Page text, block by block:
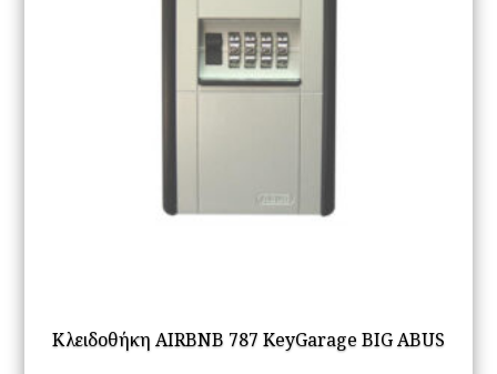
Κλειδοθήκη AIRBNB 787 KeyGarage BIG ABUS